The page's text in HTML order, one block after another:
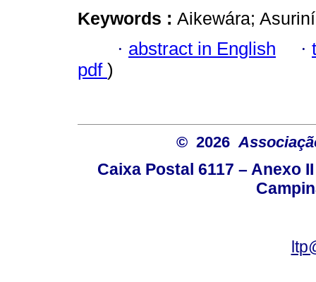
Keywords : Aikewára;
· abstract in English ·
pdf )
© 2026
Caixa Postal 6117 – Anexo